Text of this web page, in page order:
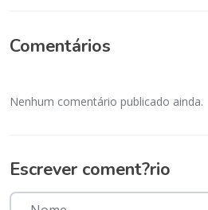
Comentários
Nenhum comentário publicado ainda.
Escrever coment?rio